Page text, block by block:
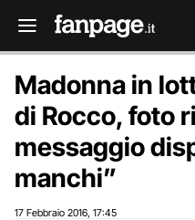
Madonna in
di Rocco, foto
messaggio
manchi”
17 Febbraio 2016 17:45